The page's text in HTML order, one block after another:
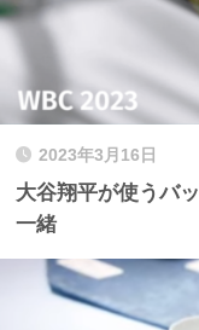
2023年3月16日
大谷翔平が使うバ
一緒